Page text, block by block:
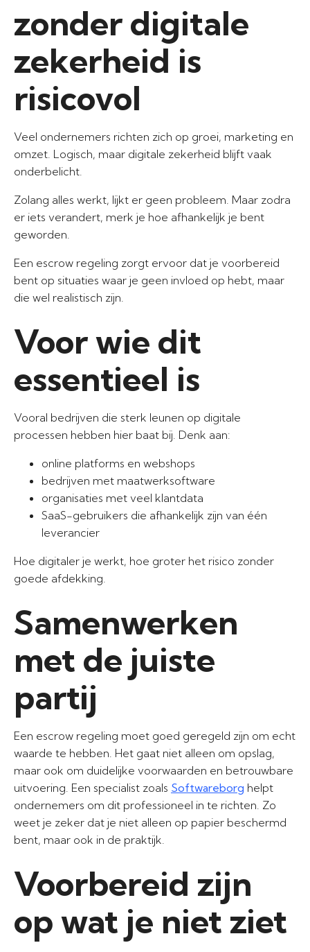
zonder digitale
zekerheid is
risicovol
Veel ondernemers richten zich op groei, marketing en
omzet. Logisch, maar digitale zekerheid blijft vaak
onderbelicht.
Zolang alles werkt, lijkt er geen probleem. Maar zodra
er iets verandert, merk je hoe afhankelijk je bent
geworden.
Een escrow regeling zorgt ervoor dat je voorbereid
bent op situaties waar je geen invloed op hebt, maar
die wel realistisch zijn.
Voor wie dit
essentieel is
Vooral bedrijven die sterk leunen op digitale
processen hebben hier baat bij. Denk aan:
online platforms en webshops
bedrijven met maatwerksoftware
organisaties met veel klantdata
SaaS-gebruikers die afhankelijk zijn van één
leverancier
Hoe digitaler je werkt, hoe groter het risico zonder
goede afdekking.
Samenwerken
met de juiste
partij
Een escrow regeling moet goed geregeld zijn om echt
waarde te hebben. Het gaat niet alleen om opslag,
maar ook om duidelijke voorwaarden en betrouwbare
uitvoering. Een specialist zoals Softwareborg helpt
ondernemers om dit professioneel in te richten. Zo
weet je zeker dat je niet alleen op papier beschermd
bent, maar ook in de praktijk.
Voorbereid zijn
op wat je niet ziet